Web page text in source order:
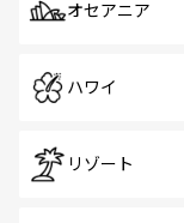
オセアニア
ハワイ
リゾート